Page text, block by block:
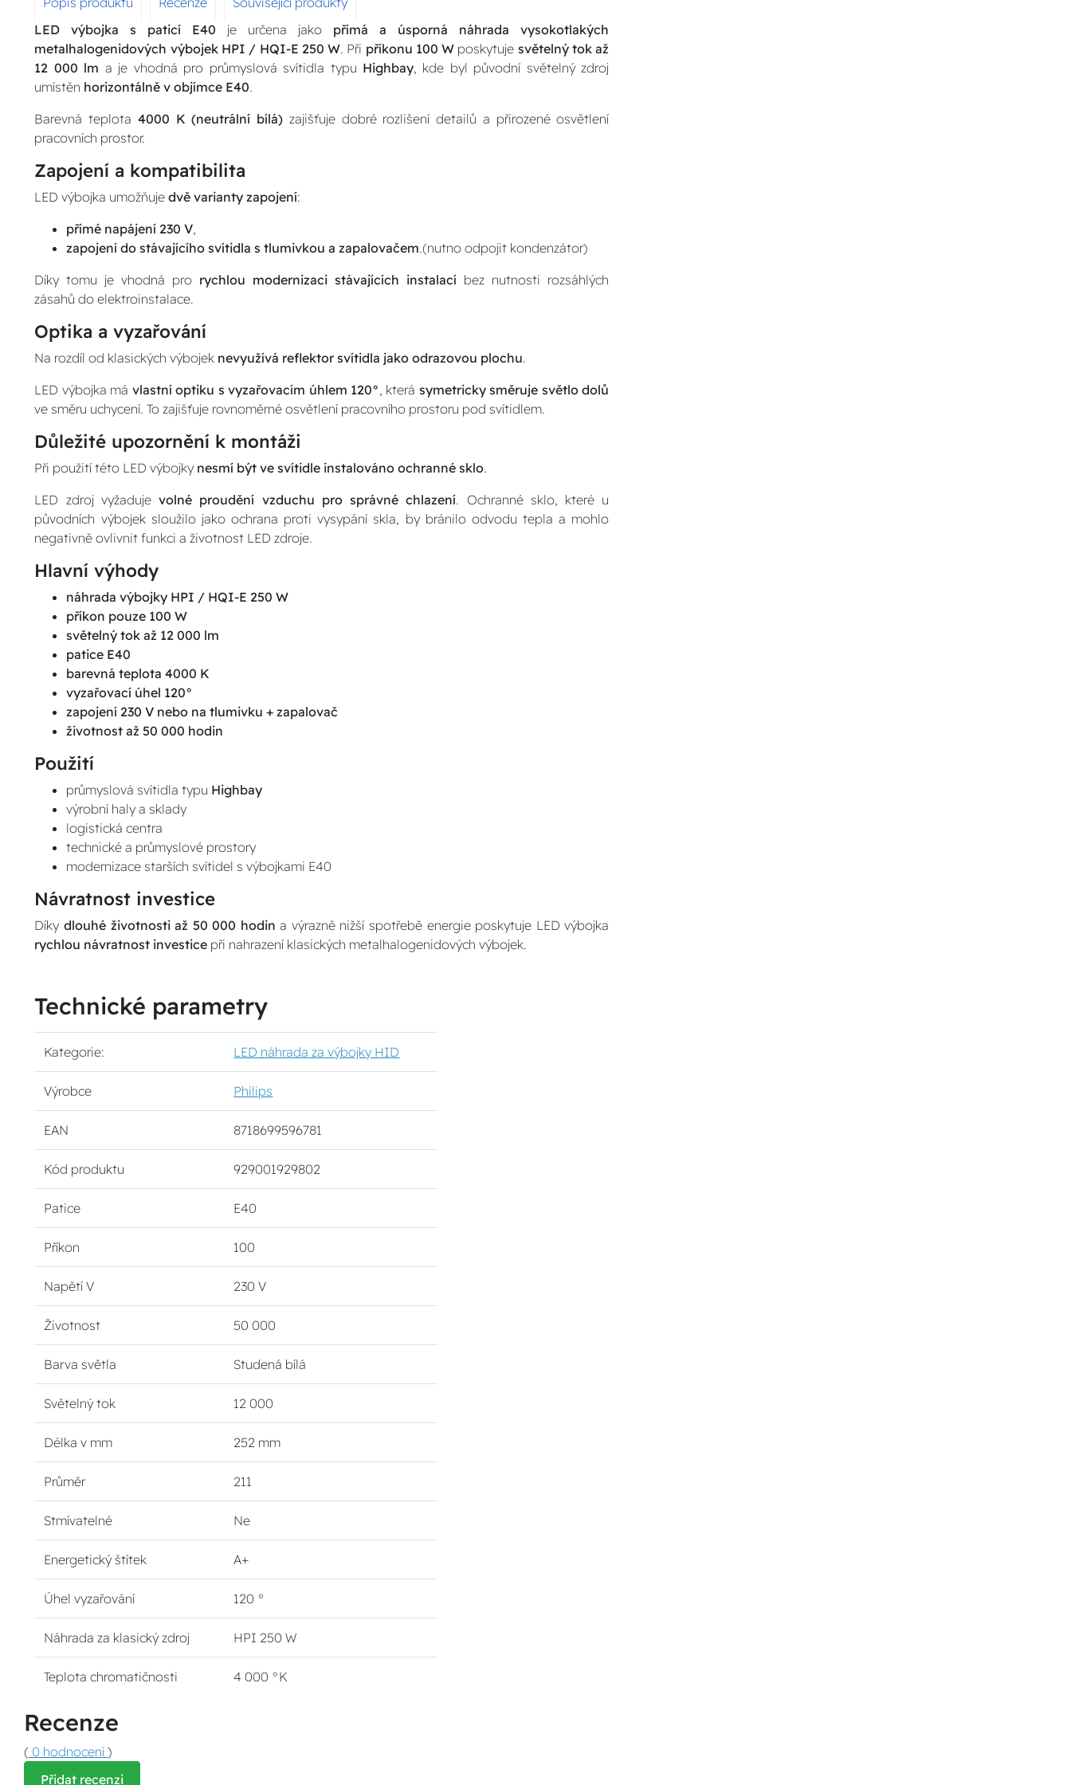
LED výbojka s paticí E40 je určena jako přímá a úsporná náhrada vysokotlakých
metalhalogenidových výbojek HPI / HQI-E 250 W. Při příkonu 100 W poskytuje světelný tok až
12 000 lm a je vhodná pro průmyslová svítidla typu Highbay, kde byl původní světelný zdroj
umístěn horizontálně v objímce E40.
Barevná teplota 4000 K (neutrální bílá) zajišťuje dobré rozlišení detailů a přirozené osvětlení
pracovních prostor.
Zapojení a kompatibilita
LED výbojka umožňujedvě varianty zapojení:
přímé napájení 230 V,
zapojení do stávajícího svítidla s tlumivkou a zapalovačem.(nutno odpojit kondenzátor)
Díky tomu je vhodná pro rychlou modernizaci stávajících instalací bez nutnosti rozsáhlých
zásahů do elektroinstalace.
Optika a vyzařování
Na rozdíl od klasických výbojek nevyužívá reflektor svítidla jako odrazovou plochu.
LED výbojka má vlastní optiku s vyzařovacím úhlem 120°, která symetricky směruje světlo dolů
ve směru uchycení. To zajišťuje rovnoměrné osvětlení pracovního prostoru pod svítidlem.
Důležité upozornění k montáži
Při použití této LED výbojky nesmí být ve svítidle instalováno ochranné sklo.
LED zdroj vyžadujevolné proudění vzduchu pro správné chlazení. Ochranné sklo, které u
původních výbojek sloužilo jako ochrana proti vysypání skla, by bránilo odvodu tepla a mohlo
negativně ovlivnit funkci a životnost LED zdroje.
Hlavní výhody
náhrada výbojky HPI / HQI-E 250 W
příkon pouze 100 W
světelný tok až 12 000 lm
patice E40
barevná teplota 4000 K
vyzařovací úhel 120°
zapojení 230 V nebo na tlumivku + zapalovač
životnost až 50 000 hodin
Použití
průmyslová svítidla typu Highbay
výrobní haly a sklady
logistická centra
technické a průmyslové prostory
modernizace starších svítidel s výbojkami E40
Návratnost investice
Díky dlouhé životnosti až 50 000 hodin a výrazně nižší spotřebě energie poskytuje LED výbojka
rychlou návratnost investice při nahrazení klasických metalhalogenidových výbojek.
Technické parametry
Kategorie: LED náhrada za výbojky HID
Výrobce Philips
EAN 8718699596781
Kód produktu 929001929802
Patice E40
Příkon 100
Napětí V 230 V
Životnost 50 000
Barva světla Studená bílá
Světelný tok 12 000
Délka v mm 252 mm
Průměr 211
Stmívatelné Ne
Energetický štítek A+
Úhel vyzařování 120 °
Náhrada za klasický zdroj HPI 250 W
Teplota chromatičnosti 4 000 °K
Recenze
( 0 hodnocení )
Přidat recenzi